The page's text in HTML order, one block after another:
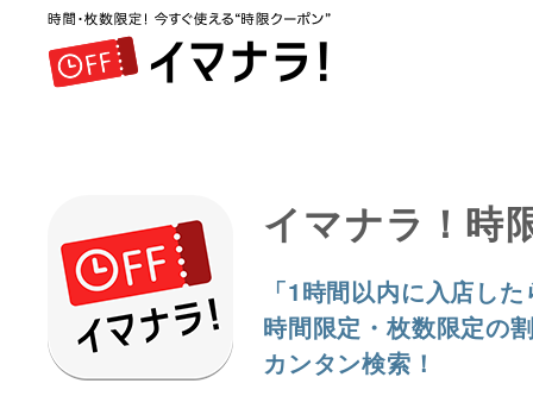
イマナラ！時
「1時間以内に入店し
時間限定・枚数限定の
カンタン検索！